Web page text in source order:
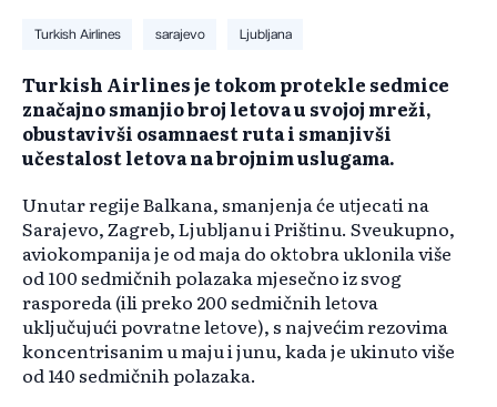
Turkish Airlines sarajevo Ljubljana
Turkish Airlines je tokom protekle sedmice
značajno smanjio broj letova u svojoj mreži,
obustavivši osamnaest ruta i smanjivši
učestalost letova na brojnim uslugama.
Unutar regije Balkana, smanjenja će utjecati na
Sarajevo, Zagreb, Ljubljanu i Prištinu. Sveukupno,
aviokompanija je od maja do oktobra uklonila više
od 100 sedmičnih polazaka mjesečno iz svog
rasporeda (ili preko 200 sedmičnih letova
uključujući povratne letove), s najvećim rezovima
koncentrisanim u maju i junu, kada je ukinuto više
od 140 sedmičnih polazaka.